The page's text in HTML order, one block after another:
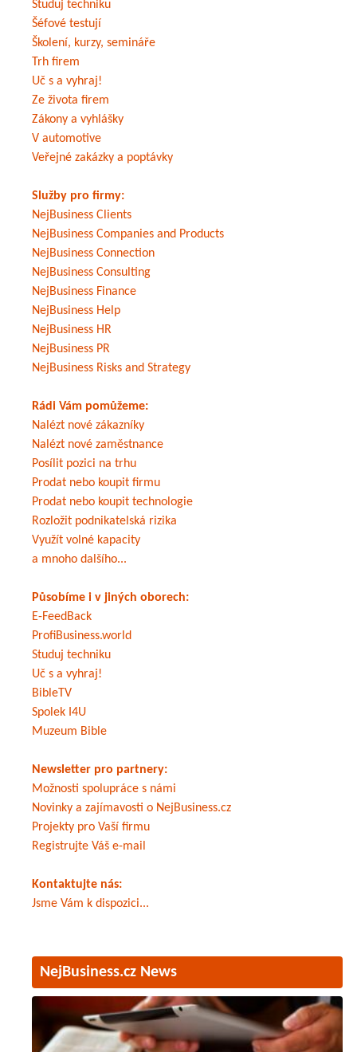
Studuj techniku
Šéfové testují
Školení, kurzy, semináře
Trh firem
Uč s a vyhraj!
Ze života firem
Zákony a vyhlášky
V automotive
Veřejné zakázky a poptávky
Služby pro firmy:
NejBusiness Clients
NejBusiness Companies and Products
NejBusiness Connection
NejBusiness Consulting
NejBusiness Finance
NejBusiness Help
NejBusiness HR
NejBusiness PR
NejBusiness Risks and Strategy
Rádi Vám pomůžeme:
Nalézt nové zákazníky
Nalézt nové zaměstnance
Posílit pozici na trhu
Prodat nebo koupit firmu
Prodat nebo koupit technologie
Rozložit podnikatelská rizika
Využít volné kapacity
a mnoho dalšího...
Působíme i v jiných oborech:
E-FeedBack
ProfiBusiness.world
Studuj techniku
Uč s a vyhraj!
BibleTV
Spolek I4U
Muzeum Bible
Newsletter pro partnery:
Možnosti spolupráce s námi
Novinky a zajímavosti o NejBusiness.cz
Projekty pro Vaší firmu
Registrujte Váš e-mail
Kontaktujte nás:
Jsme Vám k dispozici...
NejBusiness.cz News